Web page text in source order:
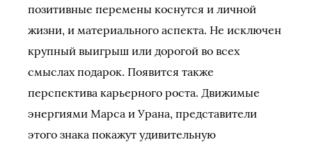
позитивные перемены коснутся и личной
жизни, и материального аспекта. Не исключен
крупный выигрыш или дорогой во всех
смыслах подарок. Появится также
перспектива карьерного роста. Движимые
энергиями Марса и Урана, представители
этого знака покажут удивительную